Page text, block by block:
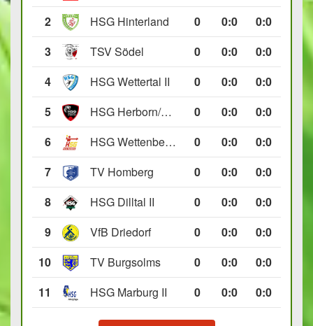
2
HSG Hinterland 0 0:0
0:0
3
TSV Södel 0 0:0
0:0
4
HSG Wettertal II 0 0:0
0:0
5
HSG Herborn/Seelbach 0 0:0
0:0
6
HSG Wettenberg III 0 0:0
0:0
7
TV Homberg 0 0:0
0:0
8
HSG Dilltal II 0 0:0
0:0
9
VfB Driedorf 0 0:0
0:0
10
TV Burgsolms 0 0:0
0:0
11
HSG Marburg II 0 0:0 0:0